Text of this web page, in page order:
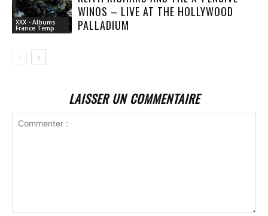
XXX - Albums
France Temp
WINOS – LIVE AT THE HOLLYWOOD
PALLADIUM
LAISSER UN COMMENTAIRE